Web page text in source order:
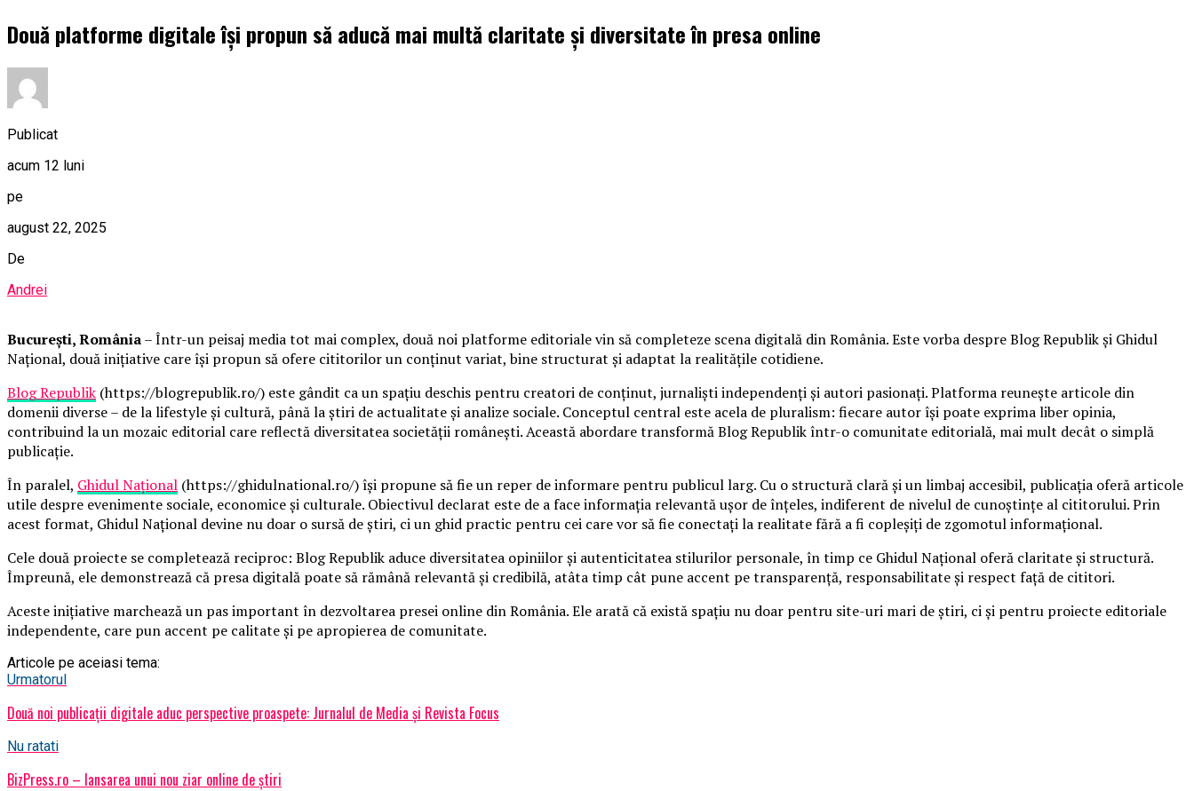
Două platforme digitale își propun să aducă mai multă claritate și diversitate în presa online
Publicat
acum 12 luni
pe
august 22, 2025
De
Andrei
București, România– Într-un peisaj media tot mai complex, două noi platforme editoriale vin să completeze scena digitală din România. Este vorba despre Blog Republik și Ghidul
Național, două inițiative care își propun să ofere cititorilor un conținut variat, bine structurat și adaptat la realitățile cotidiene.
Blog Republik (https://blogrepublik.ro/) este gândit ca un spațiu deschis pentru creatori de conținut, jurnaliști independenți și autori pasionați. Platforma reunește articole din
domenii diverse – de la lifestyle și cultură, până la știri de actualitate și analize sociale. Conceptul central este acela de pluralism: fiecare autor își poate exprima liber opinia,
contribuind la un mozaic editorial care reflectă diversitatea societății românești. Această abordare transformă Blog Republik într-o comunitate editorială, mai mult decât o simplă
publicație.
În paralel, Ghidul Național (https://ghidulnational.ro/) își propune să fie un reper de informare pentru publicul larg. Cu o structură clară și un limbaj accesibil, publicația oferă articole
utile despre evenimente sociale, economice și culturale. Obiectivul declarat este de a face informația relevantă ușor de înțeles, indiferent de nivelul de cunoștințe al cititorului. Prin
acest format, Ghidul Național devine nu doar o sursă de știri, ci un ghid practic pentru cei care vor să fie conectați la realitate fără a fi copleșiți de zgomotul informațional.
Cele două proiecte se completează reciproc: Blog Republik aduce diversitatea opiniilor și autenticitatea stilurilor personale, în timp ce Ghidul Național oferă claritate și structură.
Împreună, ele demonstrează că presa digitală poate să rămână relevantă și credibilă, atâta timp cât pune accent pe transparență, responsabilitate și respect față de cititori.
Aceste inițiative marchează un pas important în dezvoltarea presei online din România. Ele arată că există spațiu nu doar pentru site-uri mari de știri, ci și pentru proiecte editoriale
independente, care pun accent pe calitate și pe apropierea de comunitate.
Articole pe aceiasi tema:
Urmatorul
Două noi publicații digitale aduc perspective proaspete: Jurnalul de Media și Revista Focus
Nu ratati
BizPress.ro – lansarea unui nou ziar online de știri